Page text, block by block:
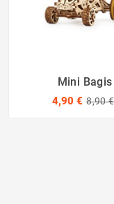
Mini Bagis
4,90 € 8,90 €